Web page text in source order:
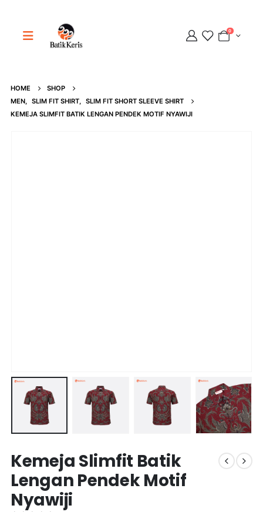
0
HOME
SHOP
MEN, SLIM FIT SHIRT, SLIM FIT SHORT SLEEVE SHIRT
KEMEJA SLIMFIT BATIK LENGAN PENDEK MOTIF NYAWIJI
Kemeja Slimfit Batik
Lengan Pendek Motif
Nyawiji
Adipati
Online